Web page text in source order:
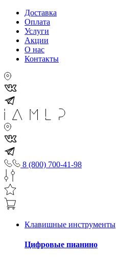
Доставка
Оплата
Услуги
Акции
О нас
Контакты
8 (800) 700-41-98
Клавишные инструменты
Цифровые пианино